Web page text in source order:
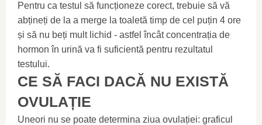
Pentru ca testul să funcționeze corect, trebuie să vă
abțineți de la a merge la toaletă timp de cel puțin 4 ore
și să nu beți mult lichid - astfel încât concentrația de
hormon în urină va fi suficientă pentru rezultatul
testului.
CE SĂ FACI DACĂ NU EXISTĂ
OVULAȚIE
Uneori nu se poate determina ziua ovulației: graficul